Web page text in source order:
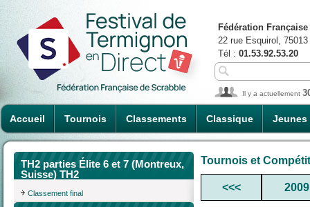
Accueil Tournois Classements Classique Jeunes
Fédération
22 rue Esquirol,
Tél : 01.53.92.53.20
Il y a actuellement
TH2 parties Élite 6 et 7 (Montreux,
Suisse) TH2
Classement final
Tournois et
<<< 2009